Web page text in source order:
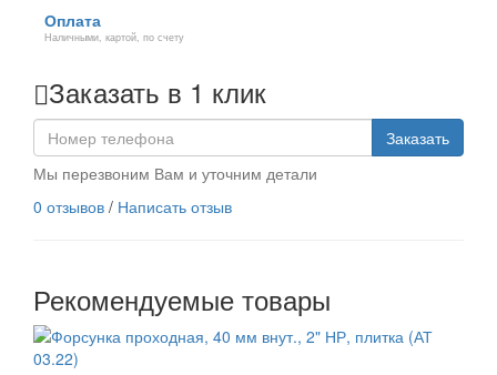
Оплата
Наличными, картой, по счету
Заказать в 1 клик
Заказать
Мы перезвоним Вам и уточним детали
0 отзывов / Написать отзыв
Рекомендуемые товары